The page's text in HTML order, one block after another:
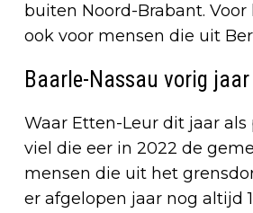
buiten Noord-Brabant.
ook voor mensen die uit
Baarle-Nassau vorig
Waar Etten-Leur dit jaar
viel die eer in 2022 de
mensen die uit het
er afgelopen jaar nog altijd